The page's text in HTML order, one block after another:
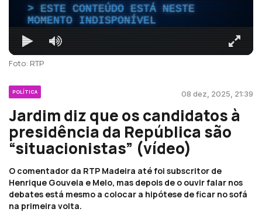
ESTE CONTEÚDO ESTÁ NESTE
MOMENTO INDISPONÍVEL
Foto: RTP
POLÍTICA 08 dez, 2025, 21:39
Jardim diz que os candidatos à
presidência da República são
“situacionistas” (vídeo)
O comentador da RTP Madeira até foi subscritor de
Henrique Gouveia e Melo, mas depois de o ouvir falar nos
debates está mesmo a colocar a hipótese de ficar no sofá
na primeira volta.